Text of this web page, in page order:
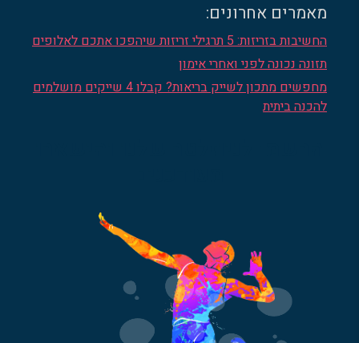
מאמרים אחרונים:
החשיבות בזריזות: 5 תרגילי זריזות שיהפכו אתכם לאלופים
תזונה נכונה לפני ואחרי אימון
מחפשים מתכון לשייק בריאות? קבלו 4 שייקים מושלמים
להכנה ביתית